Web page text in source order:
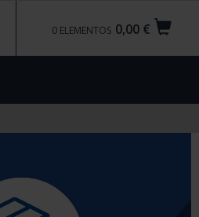
0,00 €
0 ELEMENTOS